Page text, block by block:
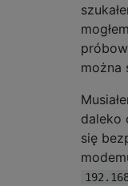
można
daleko
się